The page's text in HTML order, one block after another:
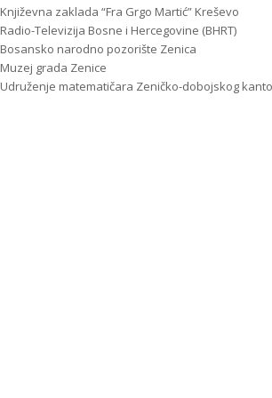
Književna zaklada “Fra Grgo Martić” Kreševo
Radio-Televizija Bosne i Hercegovine (BHRT)
Bosansko narodno pozorište Zenica
Muzej grada Zenice
Udruženje matematičara Zeničko-dobojskog